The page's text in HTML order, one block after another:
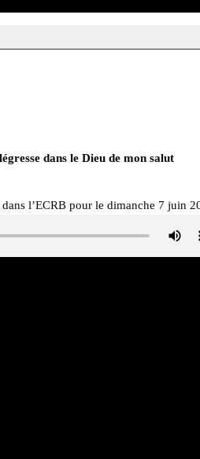
dans le Dieu de mon salut
l’ECRB pour le dimanche 7 juin